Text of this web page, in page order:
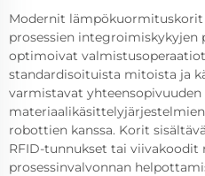
Modernit
prosessien integroimiskykyjen
optimoivat
standardisoituista mitoista ja
varmistavat
robottien kanssa. Korit
RFID-tunnukset tai viivakoodit
prosessinvalvonnan